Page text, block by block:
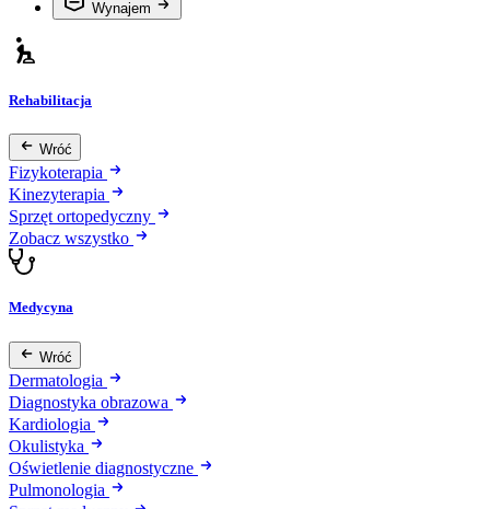
Wynajem
Rehabilitacja
Wróć
Fizykoterapia
Kinezyterapia
Sprzęt ortopedyczny
Zobacz wszystko
Medycyna
Wróć
Dermatologia
Diagnostyka obrazowa
Kardiologia
Okulistyka
Oświetlenie diagnostyczne
Pulmonologia